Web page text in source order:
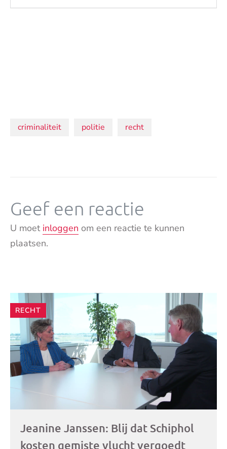
Onderwerpen:
criminaliteit politie recht
Geef een reactie
U moet inloggen om een reactie te kunnen
plaatsen.
Andere
artikelen
RECHT
Jeanine Janssen: Blij dat Schiphol
kosten gemiste vlucht vergoedt